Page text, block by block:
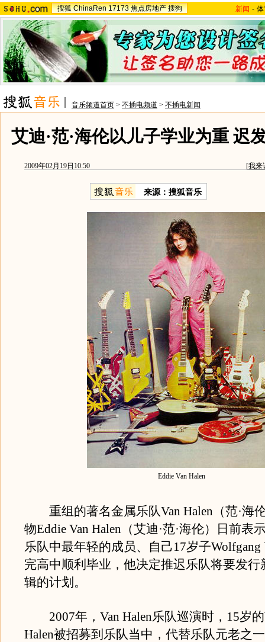
搜狐 ChinaRen 17173 焦点房地产 搜狗 新闻 -
音乐频道首页 > 不插电频道 > 不插电新闻
艾迪·范·海伦以儿子学业为重 迟
2009年02月19日10:50 [我来
来源： 搜狐音乐
Eddie Van Halen
重组的著名金属乐队Van Halen（范·海
物Eddie Van Halen（艾迪·范·海伦）日前表
乐队中最年轻的成员、自己17岁子Wolfgang
完高中顺利毕业，他决定推迟乐队将要发行
辑的计划。
2007年，Van Halen乐队巡演时，15岁的
Halen被招募到乐队当中，代替乐队元老之